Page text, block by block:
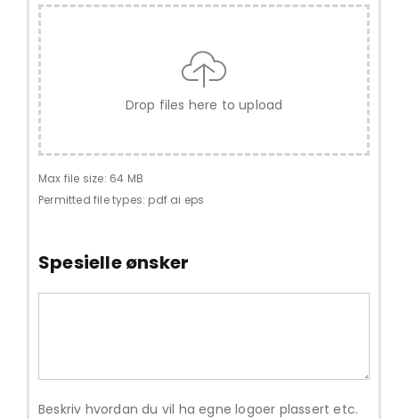
Drop files here to upload
Max file size: 64 MB
Permitted file types: pdf ai eps
Spesielle ønsker
Beskriv hvordan du vil ha egne logoer plassert etc.